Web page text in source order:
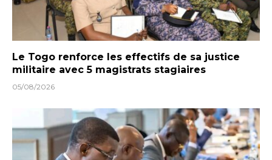
Le Togo renforce les effectifs de sa justice
militaire avec 5 magistrats stagiaires
05/08/2026